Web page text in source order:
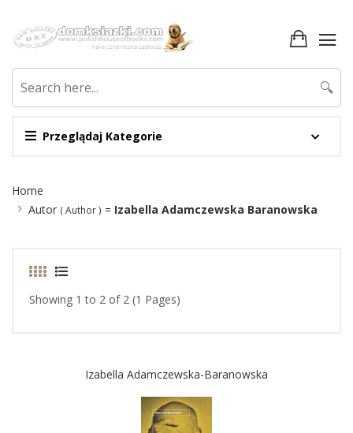
Przeglądaj Kategorie
🔍
Breadcrumb
Home
Autor ( Author ) = Izabella Adamczewska Baranowska
Showing 1 to 2 of 2 (1 Pages)
Izabella Adamczewska-Baranowska